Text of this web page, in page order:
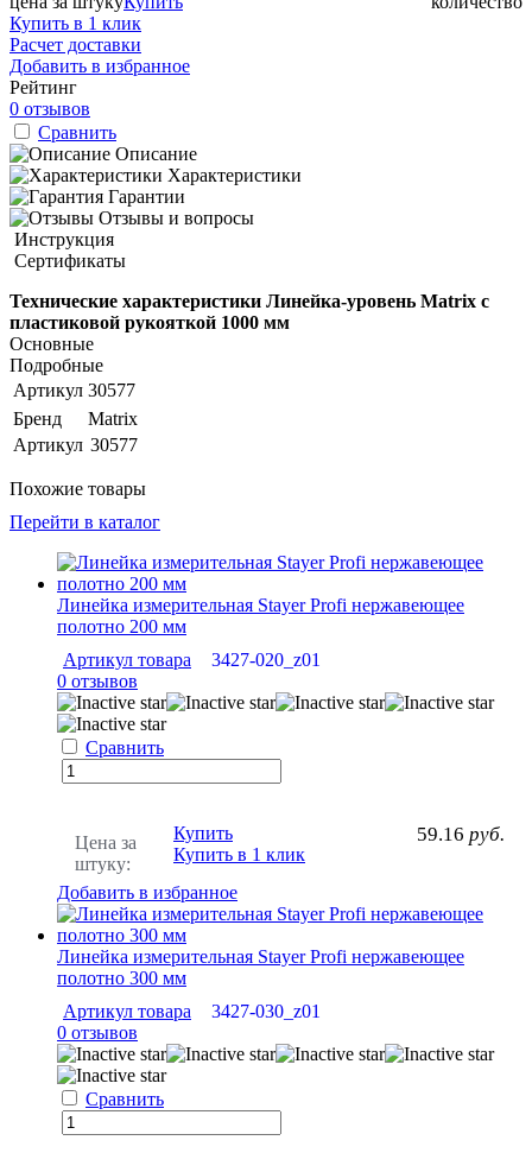
Купить в 1 клик
Расчет доставки
Добавить в избранное
Рейтинг
0 отзывов
Сравнить
Описание
Характеристики
Гарантии
Отзывы и вопросы
Инструкция
Сертификаты
Технические характеристики Линейка-уровень Matrix с
пластиковой рукояткой 1000 мм
Основные
Подробные
Артикул 30577
Бренд
Matrix
Артикул 30577
Похожие товары
Перейти в каталог
Линейка измерительная Stayer Profi нержавеющее
полотно 200 мм
Артикул товара
3427-020_z01
0 отзывов
Сравнить
Цена за
штуку:
59.16 руб.
Купить
Купить в 1 клик
Добавить в избранное
Линейка измерительная Stayer Profi нержавеющее
полотно 300 мм
Артикул товара
3427-030_z01
0 отзывов
Сравнить